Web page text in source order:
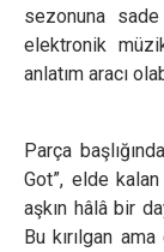
sezonuna
elektronik
anlatım aracı
Parça
Got”, elde
aşkın hâlâ bir
Bu kırılgan